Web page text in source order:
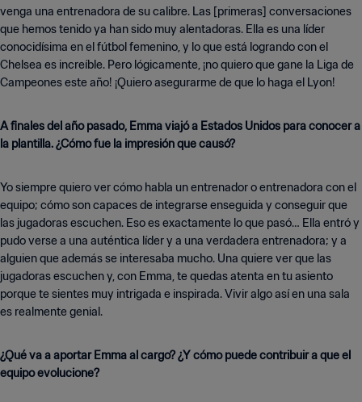
venga una entrenadora de su calibre. Las [primeras] conversaciones
que hemos tenido ya han sido muy alentadoras. Ella es una líder
conocidísima en el fútbol femenino, y lo que está logrando con el
Chelsea es increíble. Pero lógicamente, ¡no quiero que gane la Liga de
Campeones este año! ¡Quiero asegurarme de que lo haga el Lyon!
A finales del año pasado, Emma viajó a Estados Unidos para conocer a
la plantilla. ¿Cómo fue la impresión que causó?
Yo siempre quiero ver cómo habla un entrenador o entrenadora con el
equipo; cómo son capaces de integrarse enseguida y conseguir que
las jugadoras escuchen. Eso es exactamente lo que pasó… Ella entró y
pudo verse a una auténtica líder y a una verdadera entrenadora; y a
alguien que además se interesaba mucho. Una quiere ver que las
jugadoras escuchen y, con Emma, te quedas atenta en tu asiento
porque te sientes muy intrigada e inspirada. Vivir algo así en una sala
es realmente genial.
¿Qué va a aportar Emma al cargo? ¿Y cómo puede contribuir a que el
equipo evolucione?